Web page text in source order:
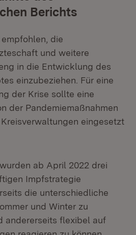
Berichts
die
und weitere
in die Entwicklung des
einzubeziehen. Für eine
der Krise sollte eine
der Pandemiemaßnahmen
eingesetzt
ab April 2022 drei
Impfstrategie
die unterschiedliche
und Winter zu
andererseits flexibel auf